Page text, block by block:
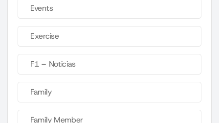
Events
Exercise
F1 – Noticias
Family
Family Member